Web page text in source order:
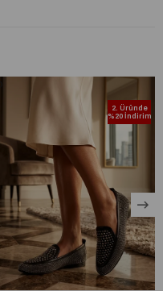
2. Üründe
%20 İndirim